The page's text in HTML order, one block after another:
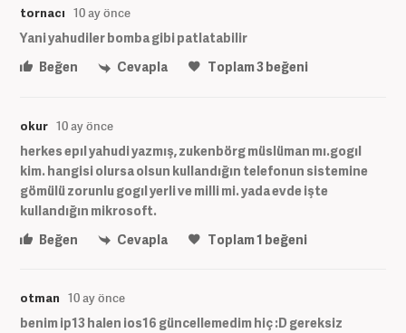
tornacı 10 ay önce
Yani yahudiler bomba gibi patlatabilir
Beğen
Cevapla Toplam3beğeni
okur 10 ay önce
herkes epıl yahudi yazmış, zukenbörg müslüman mı.gogıl
kim. hangisi olursa olsun kullandığın telefonun sistemine
gömülü zorunlu gogıl yerli ve milli mi. yada evde işte
kullandığın mikrosoft.
Beğen
Cevapla Toplam1 beğeni
otman 10 ay önce
benim ip13 halen ios16 güncellemedim hiç :D gereksiz